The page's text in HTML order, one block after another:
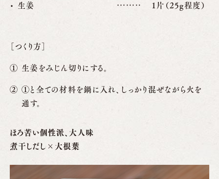
生姜
1片（25g程度）
［つくり方］
生姜をみじん切りにする。
①と全ての材料を鍋に入れ、しっかり混ぜながら火を
通す。
ほろ苦い個性派、大人味
煮干しだし×大根葉